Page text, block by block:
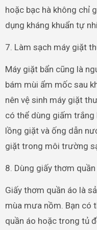
hoặc bạc hà không chỉ
dụng kháng khuẩn tự
7. Làm sạch máy giặt
Máy giặt bẩn cũng là
bám mùi ẩm mốc sau
nên vệ sinh máy giặt
có thể dùng giấm
lồng giặt và ống dẫn
giặt trong môi trường
8. Dùng giấy thơm quần
Giấy thơm quần áo là
mùa mưa nồm. Bạn có
quần áo hoặc trong tủ